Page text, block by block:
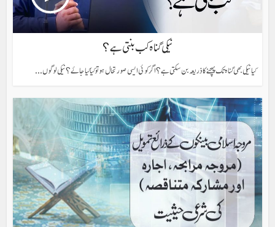
نیکی گناہ کب بنتی ہے؟
کیا نیکی بھی گناہ تک پہچنےکا ذریعہ بن سکتی ہے؟ اگر کوئی ایسی صورتحال ہو تو کیا کیا جائے؟ نیکی لوگوں...